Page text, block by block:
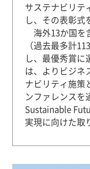
サステナビリテ
し、その表彰式
海外13か国を
（過去最多計
し、最優秀賞に
は、よりビジネ
ナビリティ施策
ンファレンスを
Sustainable
実現に向けた取